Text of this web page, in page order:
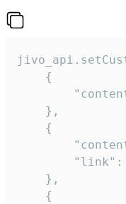
    {
    },
    {
"link":
    },
    {